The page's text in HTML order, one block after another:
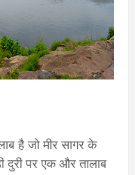
है जो मीर सागर के
दुरी पर एक और तालाब